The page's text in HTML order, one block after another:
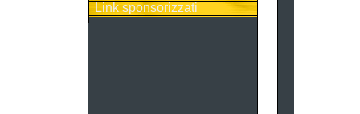
Link sponsorizzati